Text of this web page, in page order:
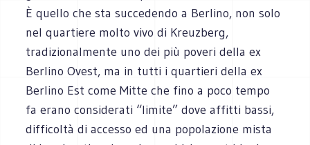
È quello che sta succedendo a Berlino, non solo
nel quartiere molto vivo di Kreuzberg,
tradizionalmente uno dei più poveri della ex
Berlino Ovest, ma in tutti i quartieri della ex
Berlino Est come Mitte che fino a poco tempo
fa erano considerati “limite” dove affitti bassi,
difficoltà di accesso ed una popolazione mista